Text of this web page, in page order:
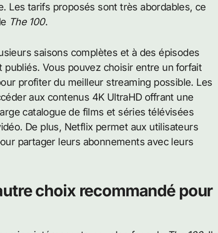
Les tarifs proposés sont très abordables, ce
The 100.
saisons complètes et à des épisodes
Vous pouvez choisir entre un forfait
profiter du meilleur streaming possible. Les
aux contenus 4K UltraHD offrant une
catalogue de films et séries télévisées
De plus, Netflix permet aux utilisateurs
partager leurs abonnements avec leurs
choix recommandé pour